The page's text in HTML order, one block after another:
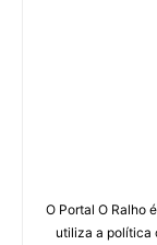
O Portal O Ralho
utiliza a política